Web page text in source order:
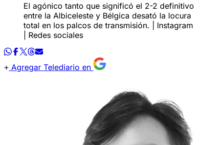
El agónico tanto que significó el 2-2 definitivo
entre la Albiceleste y Bélgica desató la locura
total en los palcos de transmisión. | Instagram
| Redes sociales
Agregar Telediario en